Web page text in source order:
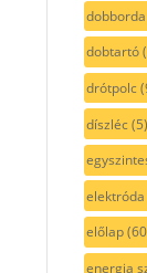
dobborda
dobtartó
drótpolc
díszléc(5)
elektróda
előlap
energia